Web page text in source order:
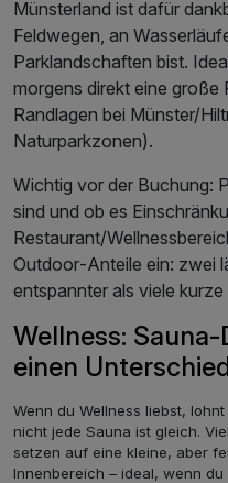
Münsterland ist dafür
Feldwegen, an
Parklandschaften bist.
morgens direkt eine große
Randlagen bei Münster/
Naturparkzonen).
Wichtig vor der Buchung:
sind und ob es
Restaurant/
Outdoor‑Anteile ein: zwei
entspannter als viele
Wellness:
einen
Wenn du Wellness liebst,
nicht jede Sauna ist gleich.
setzen auf eine kleine, aber
Innenbereich – ideal, wenn